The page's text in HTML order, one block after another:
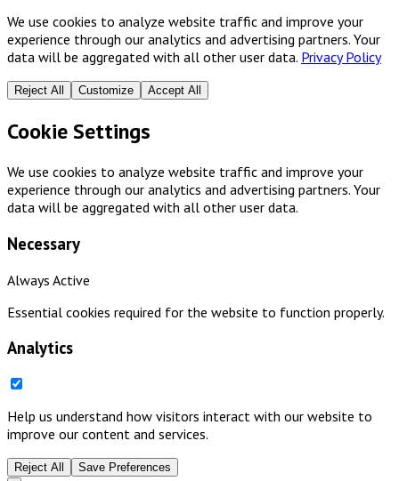
We use cookies to analyze website traffic and improve your
experience through our analytics and advertising partners. Your
data will be aggregated with all other user data. Privacy Policy
Reject All Customize Accept All
Cookie Settings
We use cookies to analyze website traffic and improve your
experience through our analytics and advertising partners. Your
data will be aggregated with all other user data.
Necessary
Always Active
Essential cookies required for the website to function properly.
Analytics
Help us understand how visitors interact with our website to
improve our content and services.
Reject All Save Preferences